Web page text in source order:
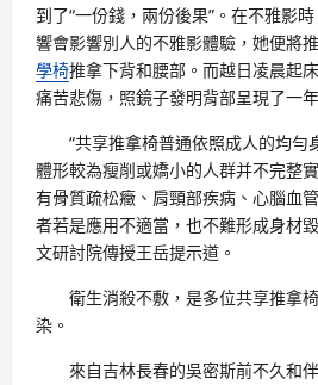
到了“一份錢，兩份後果”。在不雅影
響會影響別人的不雅影體驗，她便將
學椅推拿下背和腰部。而越日凌晨起
痛苦悲傷，照鏡子發明背部呈現了一
“共享推拿椅普通依照成人的均勻
體形較為瘦削或嬌小的人群并不完整
有骨質疏松癥、肩頸部疾病、心腦血
者若是應用不適當，也不難形成身材
文研討院傳授王岳提示道。
衛生消殺不敷，是多位共享推拿
染。
來自吉林長春的吳密斯前不久和